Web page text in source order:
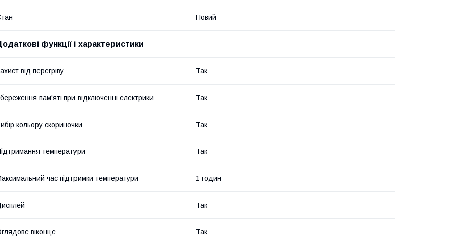
Новий
функції і характеристики
від перегріву Так
пам'яті при відключенні електрики Так
кольору скориночки Так
температури Так
час підтримки температури 1 годин
Так
віконце Так